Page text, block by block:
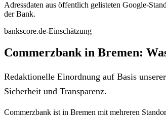
Adressdaten aus öffentlich gelisteten Google-
der Bank.
bankscore.de-Einschätzung
Commerzbank in Bremen:
Redaktionelle Einordnung auf Basis
Sicherheit und Transparenz.
Commerzbank ist in Bremen mit mehreren